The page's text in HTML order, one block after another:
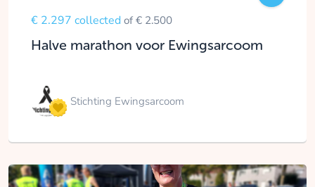
€ 2.297 collected of € 2.500
Halve marathon voor Ewingsarcoom
Stichting Ewingsarcoom